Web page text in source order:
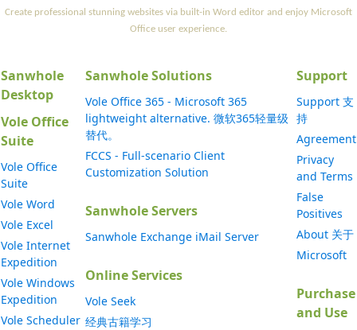
Create professional stunning websites via built-in Word editor and enjoy Microsoft
Office user experience.
Sanwhole
Desktop
Vole Office
Suite
Vole Office
Suite
Vole Word
Vole Excel
Vole Internet
Expedition
Vole Windows
Expedition
Vole Scheduler
Sanwhole Solutions
Vole Office 365 - Microsoft 365
lightweight alternative. 微软365轻量级
替代。
FCCS - Full-scenario Client
Customization Solution
Sanwhole Servers
Sanwhole Exchange iMail Server
Online Services
Vole Seek
经典古籍学习
Support
Support 支
持
Agreement
Privacy
and Terms
False
Positives
About 关于
Microsoft
Purchase
and Use